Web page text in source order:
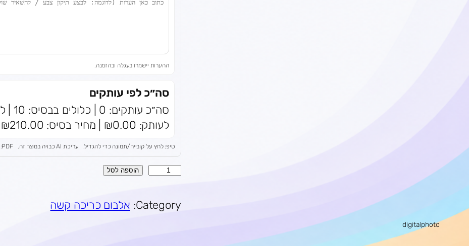
כ
ו
ההערות יישמרו בעגלה ובהזמנה.
סה״כ לפי עותקים
לעותק: ₪0.00 | מחיר בסיס: ₪210.00 | סה״כ: ₪210.00
טיפ: לחץ על קובייה/תמונה כדי להגדיל. עריכת AI כבויה במוצר זה. PDF: ספירת עמודים פעילה (עמודים = עותקים).
הוספה לסל
Category: אלבום כריכה קשה
digitalphoto